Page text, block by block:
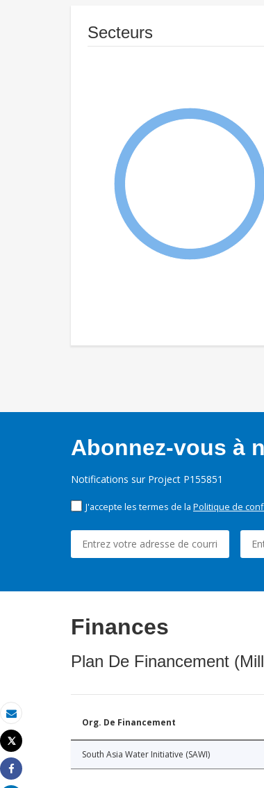
Email
Imprimer
Tweet
Share
Secteurs
Abonnez-vous à
Notifications sur Project P155851
J'accepte les termes de la Politique de
Finances
Plan De Financement
Org. De Financement
South Asia Water Initiative (SAWI)